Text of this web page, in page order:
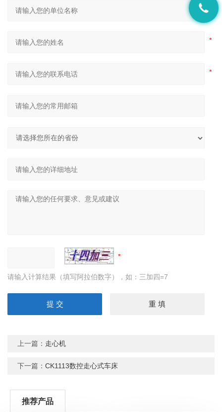
请输入计算结果（填写阿拉伯数字），如：三加四=7
上一篇： 走心机
下一篇：CK1113数控走心式车床
推荐产品